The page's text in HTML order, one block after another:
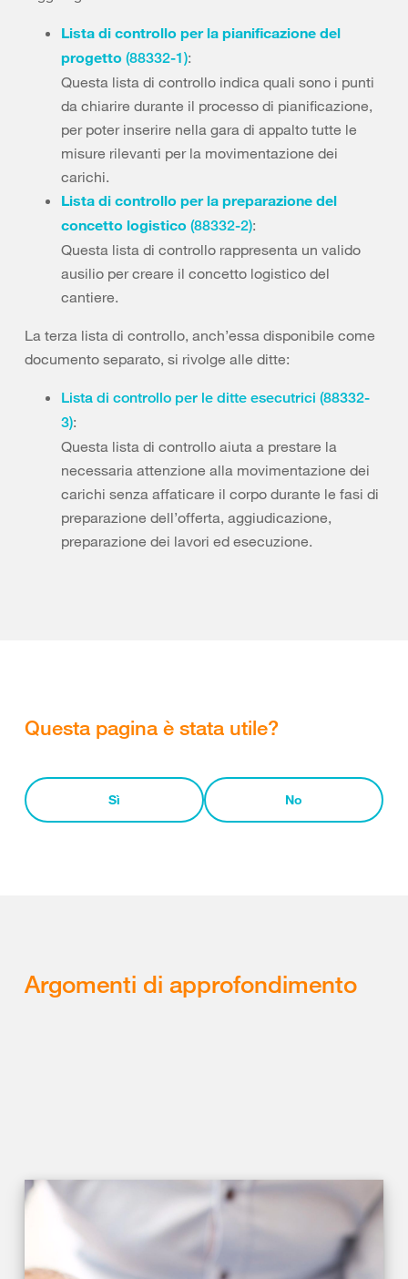
Lista di controllo per la pianificazione del
progetto (88332-1):
Questa lista di controllo indica quali sono i punti
da chiarire durante il processo di pianificazione,
per poter inserire nella gara di appalto tutte le
misure rilevanti per la movimentazione dei
carichi.
Lista di controllo per la preparazione del
concetto logistico (88332-2):
Questa lista di controllo rappresenta un valido
ausilio per creare il concetto logistico del
cantiere.
La terza lista di controllo, anch’essa disponibile come
documento separato, si rivolge alle ditte:
Lista di controllo per le ditte esecutrici (88332-
3):
Questa lista di controllo aiuta a prestare la
necessaria attenzione alla movimentazione dei
carichi senza affaticare il corpo durante le fasi di
preparazione dell’offerta, aggiudicazione,
preparazione dei lavori ed esecuzione.
Questa pagina è stata utile?
Sì No
Argomenti di approfondimento